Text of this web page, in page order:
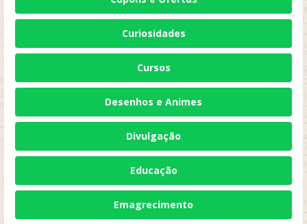
Curiosidades
Cursos
Desenhos e Animes
Divulgação
Educação
Emagrecimento